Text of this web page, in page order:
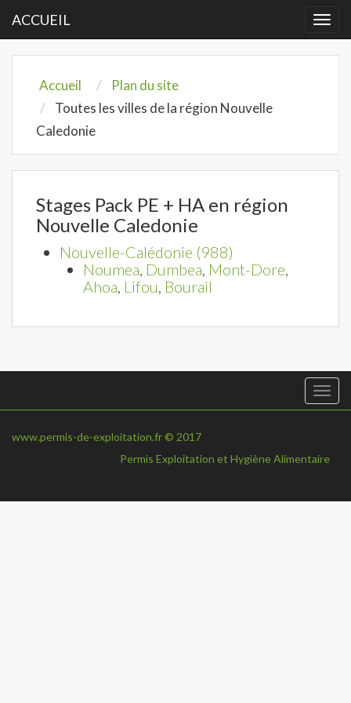
ACCUEIL
Accueil
Plan du site
Toutes les villes de la région Nouvelle
Caledonie
Stages Pack PE + HA en région
Nouvelle Caledonie
Nouvelle-Calédonie (988)
Noumea, Dumbea, Mont-Dore,
Ahoa, Lifou, Bourail
www.permis-de-exploitation.fr © 2017
Permis Exploitation et Hygiène Alimentaire